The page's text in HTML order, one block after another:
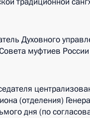
Духовного
муфтиев России
(отделения)
дня (по